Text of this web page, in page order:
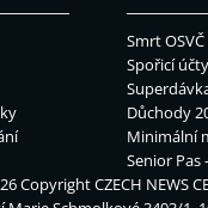
Smrt OSVČ
Spořicí účty
Důchody
Minimální
Senior Pas
CopyrightCZECH NEWS